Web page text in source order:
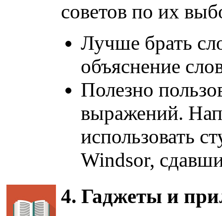
советов по их
Лучше брать
объяснение
Полезно
выражений.
использовать
Windsor,
4. Гаджеты и